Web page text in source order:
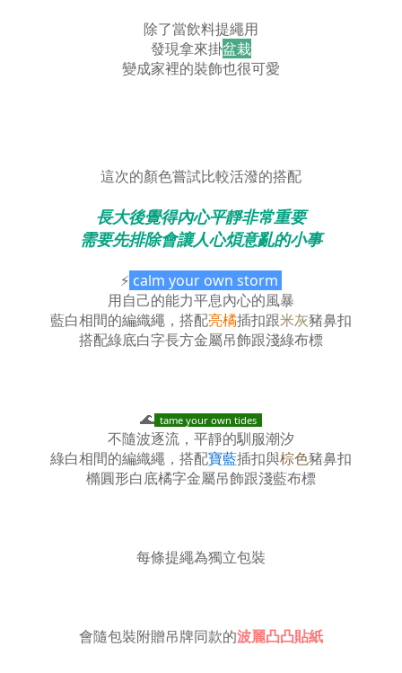
除了當飲料提繩用
發現拿來掛盆栽
變成家裡的裝飾也很可愛
這次的顏色嘗試比較活潑的搭配
長大後覺得內心平靜非常重要
需要先排除會讓人心煩意亂的小事
⚡️ calm your own storm
用自己的能力平息內心的風暴
藍白相間的編織繩，搭配亮橘插扣跟米灰豬鼻扣
搭配綠底白字長方金屬吊飾跟淺綠布標
🌊 tame your own tides
不隨波逐流，平靜的馴服潮汐
綠白相間的編織繩，搭配寶藍插扣與棕色豬鼻扣
橢圓形白底橘字金屬吊飾跟淺藍布標
每條提繩為獨立包裝
會隨包裝附贈吊牌同款的波麗凸凸貼紙